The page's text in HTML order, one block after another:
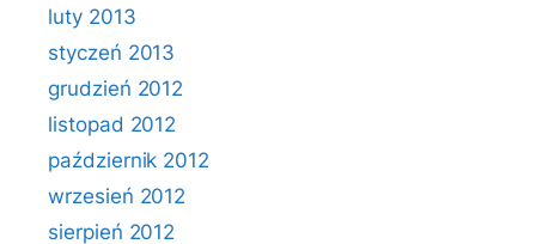
luty 2013
styczeń 2013
grudzień 2012
listopad 2012
październik 2012
wrzesień 2012
sierpień 2012